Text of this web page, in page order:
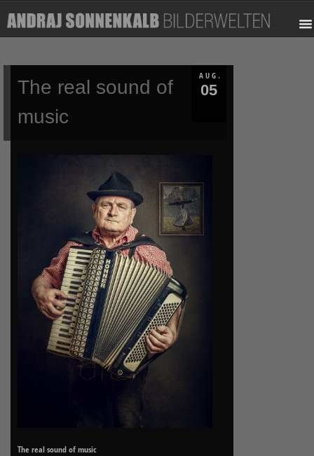
AUG.
05
The real sound of
music
The real sound of music